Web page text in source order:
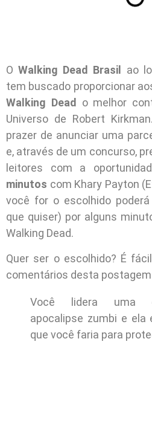
OWalking Dead Brasil
ao
tem buscado proporcionar
Walking Dead
o melhor
Universo de Robert
prazer de anunciar uma
e, através de um concurso,
leitores com a
minutos com Khary Payton
você for o escolhido
que quiser) por alguns
Walking Dead.
Quer ser o escolhido? É
comentários desta
Você lidera uma
apocalipse zumbi e ela
que você faria para